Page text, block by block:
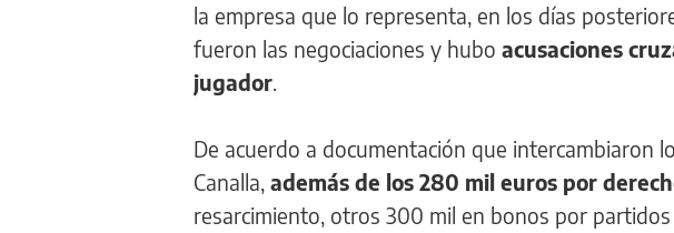
la empresa que lo representa, en los días
fueron las negociaciones y hubo acusaciones
jugador
De acuerdo a documentación que intercambiaron
Canalla, además de los 280 mil euros por
resarcimiento, otros 300 mil en bonos por